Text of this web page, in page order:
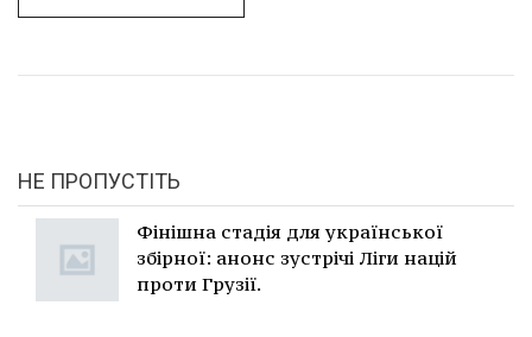
НЕ ПРОПУСТІТЬ
Фінішна стадія для української
збірної: анонс зустрічі Ліги націй
проти Грузії.